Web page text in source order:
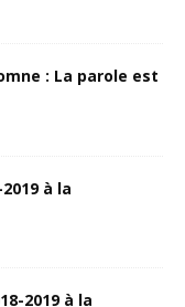
: La parole est
à la
2019 à la